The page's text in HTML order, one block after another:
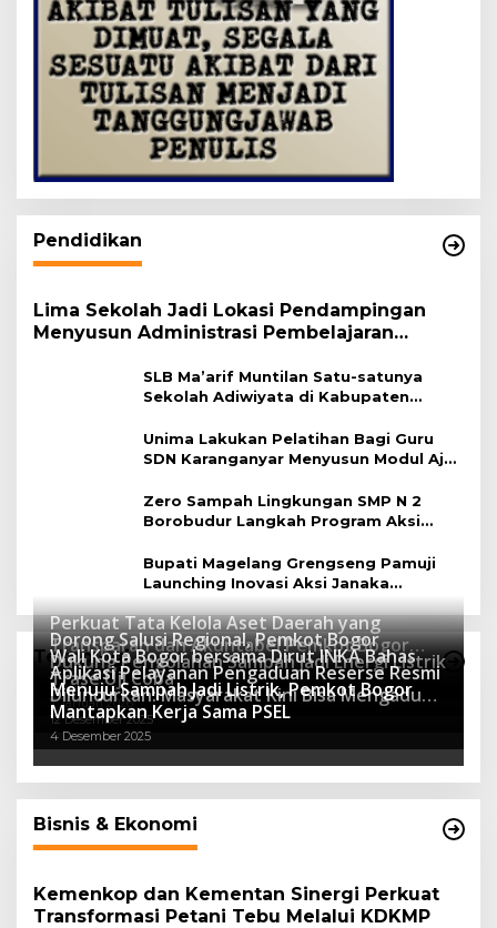
Pendidikan
Lima Sekolah Jadi Lokasi Pendampingan
Menyusun Administrasi Pembelajaran
SLB Ma’arif Muntilan Satu-satunya
Sekolah Adiwiyata di Kabupaten
Unima Lakukan Pelatihan Bagi Guru
SDN Karanganyar Menyusun Modul Ajar
Zero Sampah Lingkungan SMP N 2
Borobudur Langkah Program Aksi
Bupati Magelang Grengseng Pamuji
Launching Inovasi Aksi Janaka
Program Sekolah Adiwiyata
Teknologi
Perkuat Tata Kelola Aset Daerah yang
Transparan dan Akuntabel Pemkot Bogor
Luncurkan SIMASDA
8 Juli 2026
Dorong Salusi Regional, Pemkot Bogor
Dukung Pengolahan Sampah Jadi Energi Listrik
8 April 2026
Wali Kota Bogor bersama Dirut INKA Bahas
Trase Uji Coba
7 Januari 2026
Aplikasi Pelayanan Pengaduan Reserse Resmi
Diluncurkan: Masyarakat Kini Bisa Mengadu
Lebih Cepat, Mudah, dan Terintegrasi
12 Desember 2025
Menuju Sampah Jadi Listrik, Pemkot Bogor
Mantapkan Kerja Sama PSEL
4 Desember 2025
Bisnis & Ekonomi
Kemenkop dan Kementan Sinergi Perkuat
Transformasi Petani Tebu Melalui KDKMP